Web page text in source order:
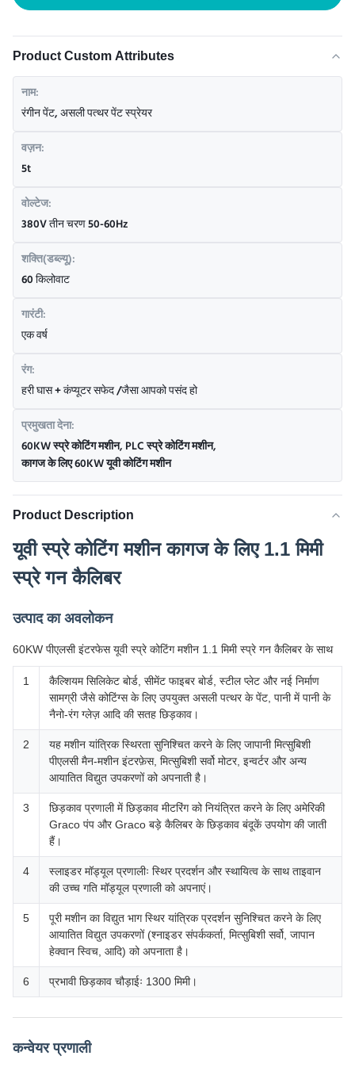
Product Custom Attributes
नाम:
रंगीन पेंट, असली पत्थर पेंट स्प्रेयर
वज़न:
5t
वोल्टेज:
380V तीन चरण 50-60Hz
शक्ति(डब्ल्यू):
60 किलोवाट
गारंटी:
एक वर्ष
रंग:
हरी घास + कंप्यूटर सफेद /जैसा आपको पसंद हो
प्रमुखता देना:
60KW स्प्रे कोटिंग मशीन,PLC स्प्रे कोटिंग मशीन,
कागज के लिए 60KW यूवी कोटिंग मशीन
Product Description
यूवी स्प्रे कोटिंग मशीन कागज के लिए 1.1 मिमी
स्प्रे गन कैलिबर
उत्पाद का अवलोकन
60KW पीएलसी इंटरफेस यूवी स्प्रे कोटिंग मशीन 1.1 मिमी स्प्रे गन कैलिबर के साथ
1
कैल्शियम सिलिकेट बोर्ड, सीमेंट फाइबर बोर्ड, स्टील प्लेट और नई निर्माण
सामग्री जैसे कोटिंग्स के लिए उपयुक्त असली पत्थर के पेंट, पानी में पानी के
नैनो-रंग ग्लेज़ आदि की सतह छिड़काव।
2
यह मशीन यांत्रिक स्थिरता सुनिश्चित करने के लिए जापानी मित्सुबिशी
पीएलसी मैन-मशीन इंटरफ़ेस, मित्सुबिशी सर्वो मोटर, इन्वर्टर और अन्य
आयातित विद्युत उपकरणों को अपनाती है।
3
छिड़काव प्रणाली में छिड़काव मीटरिंग को नियंत्रित करने के लिए अमेरिकी
Graco पंप और Graco बड़े कैलिबर के छिड़काव बंदूकें उपयोग की जाती
हैं।
4
स्लाइडर मॉड्यूल प्रणालीः स्थिर प्रदर्शन और स्थायित्व के साथ ताइवान
की उच्च गति मॉड्यूल प्रणाली को अपनाएं।
5
पूरी मशीन का विद्युत भाग स्थिर यांत्रिक प्रदर्शन सुनिश्चित करने के लिए
आयातित विद्युत उपकरणों (श्नाइडर संपर्ककर्ता, मित्सुबिशी सर्वो, जापान
हेक्वान स्विच, आदि) को अपनाता है।
6 प्रभावी छिड़काव चौड़ाईः 1300 मिमी।
कन्वेयर प्रणाली